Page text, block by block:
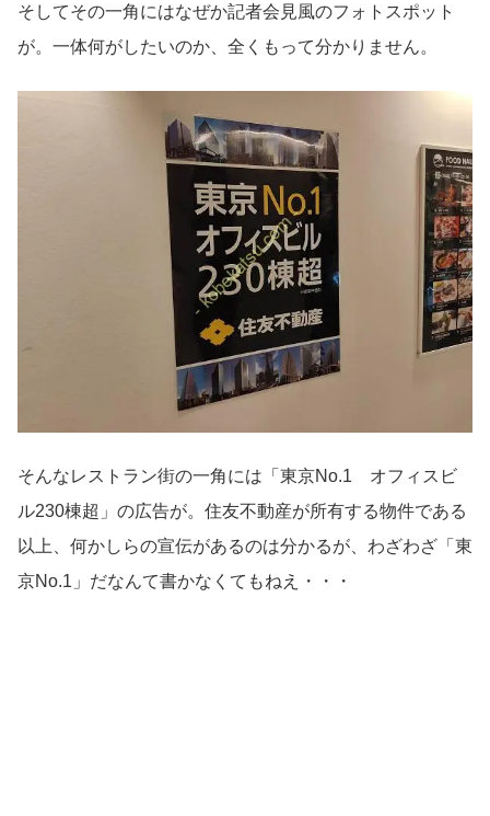
そしてその一角にはなぜか記者会見風のフォトスポット
が。一体何がしたいのか、全くもって分かりません。
そんなレストラン街の一角には「東京No.1 オフィスビ
ル230棟超」の広告が。住友不動産が所有する物件である
以上、何かしらの宣伝があるのは分かるが、わざわざ「東
京No.1」だなんて書かなくてもねえ・・・